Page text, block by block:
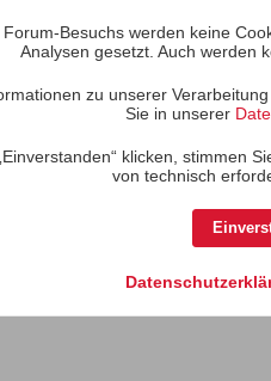
Besuchs werden keine
Analysen gesetzt. Auch werden
zu unserer
Sie in unserer
klicken, stimmen
von technisch